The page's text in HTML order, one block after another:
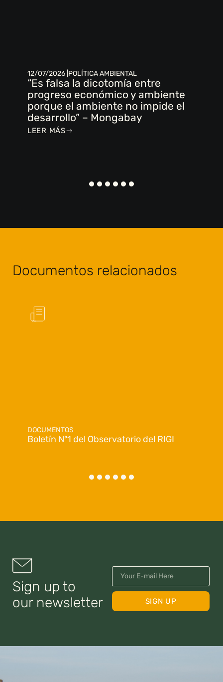
12/07/2026 | POLÍTICA AMBIENTAL
“Es falsa la dicotomía entre
progreso económico y ambiente
porque el ambiente no impide el
desarrollo” – Mongabay
LEER MÁS
Documentos relacionados
DOCUMENTOS
Boletín Nº1 del Observatorio del RIGI
Sign up to
our newsletter
SIGN UP